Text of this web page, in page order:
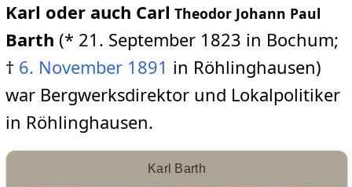
Karl oder auch Carl Theodor Johann Paul
Barth (* 21. September 1823 in Bochum;
† 6. November 1891 in Röhlinghausen)
war Bergwerksdirektor und Lokalpolitiker
in Röhlinghausen.
Karl Barth